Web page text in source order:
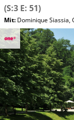
(S:3 E: 51)
Mit: Dominique Siassia,